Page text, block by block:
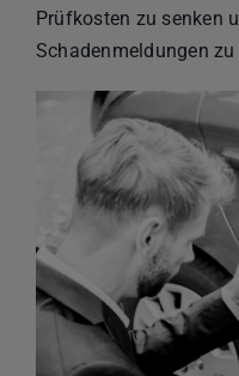
Prüfkosten zu senken
Schadenmeldungen zu